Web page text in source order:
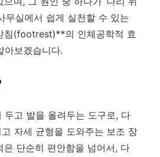
무실에서 쉽게 실천할 수 있는
침(footrest)**의 인체공학적 효
아보겠습니다.
두고 발을 올려두는 도구로, 다
자세 균형을 도와주는 보조 장
은 단순히 편안함을 넘어서, 다